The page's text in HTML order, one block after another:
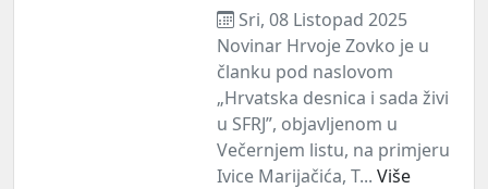
Sri, 08 Listopad 2025
Novinar Hrvoje Zovko je u
članku pod naslovom
„Hrvatska desnica i sada živi
u SFRJ”, objavljenom u
Večernjem listu, na primjeru
Ivice Marijačića, T... Više